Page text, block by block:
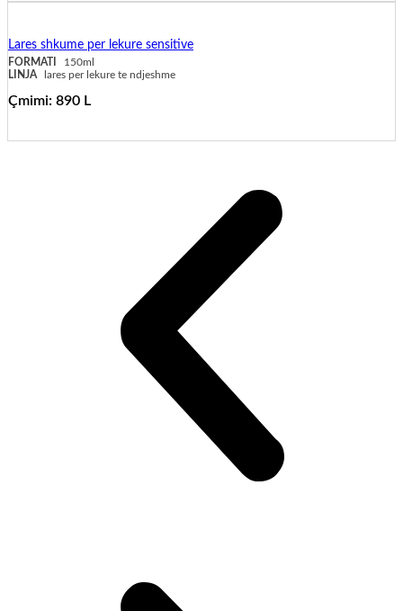
Lares shkume per lekure sensitive
FORMATI
150ml
LINJA
lares per lekure te ndjeshme
Çmimi: 890 L